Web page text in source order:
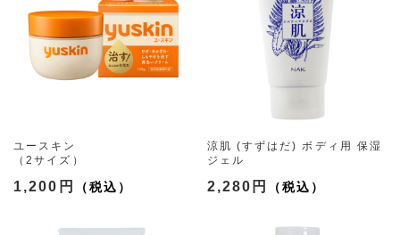
ユースキン
（2サイズ）
1,200円
涼肌 (すずはだ) ボディ用 保湿
ジェル
2,280円